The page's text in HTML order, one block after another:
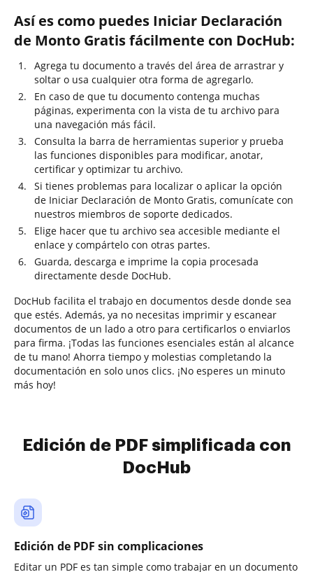
Así es como puedes Iniciar Declaración
de Monto Gratis fácilmente con DocHub:
Agrega tu documento a través del área de arrastrar y
soltar o usa cualquier otra forma de agregarlo.
En caso de que tu documento contenga muchas
páginas, experimenta con la vista de tu archivo para
una navegación más fácil.
Consulta la barra de herramientas superior y prueba
las funciones disponibles para modificar, anotar,
certificar y optimizar tu archivo.
Si tienes problemas para localizar o aplicar la opción
de Iniciar Declaración de Monto Gratis, comunícate con
nuestros miembros de soporte dedicados.
Elige hacer que tu archivo sea accesible mediante el
enlace y compártelo con otras partes.
Guarda, descarga e imprime la copia procesada
directamente desde DocHub.
DocHub facilita el trabajo en documentos desde donde sea
que estés. Además, ya no necesitas imprimir y escanear
documentos de un lado a otro para certificarlos o enviarlos
para firma. ¡Todas las funciones esenciales están al alcance
de tu mano! Ahorra tiempo y molestias completando la
documentación en solo unos clics. ¡No esperes un minuto
más hoy!
Edición de PDF simplificada con
DocHub
Edición de PDF sin complicaciones
Editar un PDF es tan simple como trabajar en un documento